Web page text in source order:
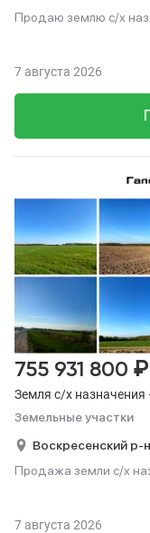
Продаю землю с/х
7 августа 2026
Земля с/х назначения
Земельные участки
755 931 800 ₽
Воскресенский р-н,
Продажа земли с/х
7 августа 2026